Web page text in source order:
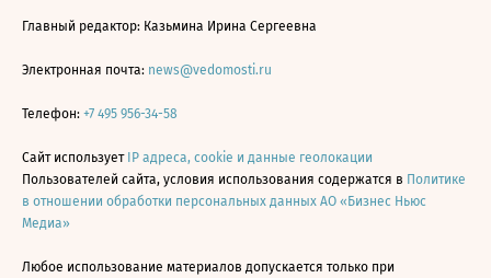
Главный редактор: Казьмина Ирина Сергеевна
Электронная почта: news@vedomosti.ru
Телефон: +7 495 956-34-58
Сайт использует IP адреса, cookie и данные геолокации
Пользователей сайта, условия использования содержатся в Политике
в отношении обработки персональных данных АО «Бизнес Ньюс
Медиа»
Любое использование материалов допускается только при